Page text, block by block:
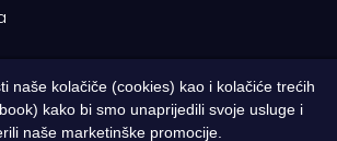
Zenica. Sva prava pridržana | Designed by
naše kolačiče (cookies) kao i kolačiće trećih
kako bi smo unaprijedili svoje usluge i
naše marketinške promocije.